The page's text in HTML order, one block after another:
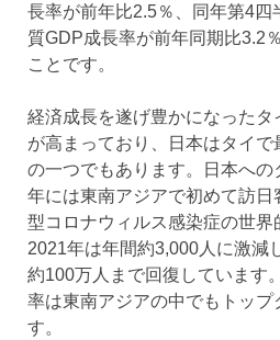
長率が前年比2.5％、同年第4四
質GDP成長率が前年同期比3.2
ことです。
経済成長を遂げ豊かになった
が高まっており、日本はタイ
の一つでもあります。日本へ
年には東南アジアで初めて訪
型コロナウィルス感染症の世界
2021年は年間約3,000人に激減
約100万人まで回復しています
率は東南アジアの中でもトップ
す。